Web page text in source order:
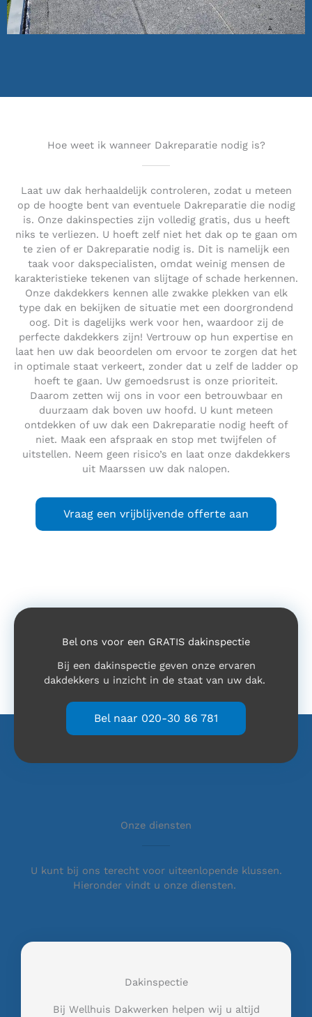
Hoe weet ik wanneer Dakreparatie nodig is?
Laat uw dak herhaaldelijk controleren, zodat u meteen
op de hoogte bent van eventuele Dakreparatie die nodig
is. Onze dakinspecties zijn volledig gratis, dus u heeft
niks te verliezen. U hoeft zelf niet het dak op te gaan om
te zien of er Dakreparatie nodig is. Dit is namelijk een
taak voor dakspecialisten, omdat weinig mensen de
karakteristieke tekenen van slijtage of schade herkennen.
Onze dakdekkers kennen alle zwakke plekken van elk
type dak en bekijken de situatie met een doorgrondend
oog. Dit is dagelijks werk voor hen, waardoor zij de
perfecte dakdekkers zijn! Vertrouw op hun expertise en
laat hen uw dak beoordelen om ervoor te zorgen dat het
in optimale staat verkeert, zonder dat u zelf de ladder op
hoeft te gaan. Uw gemoedsrust is onze prioriteit.
Daarom zetten wij ons in voor een betrouwbaar en
duurzaam dak boven uw hoofd. U kunt meteen
ontdekken of uw dak een Dakreparatie nodig heeft of
niet. Maak een afspraak en stop met twijfelen of
uitstellen. Neem geen risico’s en laat onze dakdekkers
uit Maarssen uw dak nalopen.
Vraag een vrijblijvende offerte aan
Bel ons voor een GRATIS dakinspectie
Bij een dakinspectie geven onze ervaren
dakdekkers u inzicht in de staat van uw dak.
Bel naar 020-30 86 781
Onze diensten
U kunt bij ons terecht voor uiteenlopende klussen.
Hieronder vindt u onze diensten.
Dakinspectie
Bij Wellhuis Dakwerken helpen wij u altijd